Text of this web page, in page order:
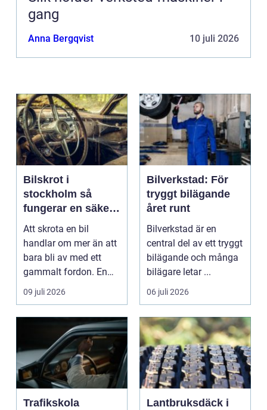
gang
Anna Bergqvist 10 juli 2026
Bilskrot i
stockholm så
fungerar en säker
och miljövänlig
skrotning
Att skrota en bil
handlar om mer än att
bara bli av med ett
gammalt fordon. En
genomtänkt skrotning
09 juli 2026
Bilverkstad: För
tryggt bilägande
året runt
Bilverkstad är en
central del av ett tryggt
bilägande och många
bilägare letar ...
06 juli 2026
Trafikskola
Lantbruksdäck i